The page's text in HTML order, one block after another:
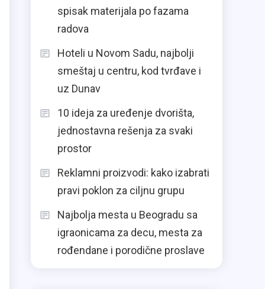
spisak materijala po fazama
radova
Hoteli u Novom Sadu, najbolji
smeštaj u centru, kod tvrđave i
uz Dunav
10 ideja za uređenje dvorišta,
jednostavna rešenja za svaki
prostor
Reklamni proizvodi: kako izabrati
pravi poklon za ciljnu grupu
Najbolja mesta u Beogradu sa
igraonicama za decu, mesta za
rođendane i porodične proslave